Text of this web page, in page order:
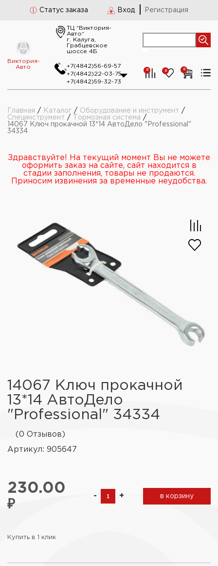
Статус заказа Вход Регистрация
Виктория-
Авто
ТЦ “Виктория-
Авто“
г. Калуга,
Грабцевское
шоссе 4Б
+7(4842)56-69-57
+7(4842)22-03-75
+7(4842)59-32-73
0 0 0
Главная / Каталог / Оборудование и инструмент /
Специнструмент / Тормозная система /
14067 Ключ прокачной 13*14 АвтоДело "Professional"
34334
Здравствуйте! На текущий момент Вы не можете
оформить заказ на сайте, сайт находится в
стадии заполнения, товары не продаются.
Приносим извинения за временные неудобства.
14067 Ключ прокачной
13*14 АвтоДело
"Professional" 34334
(0 Отзывов)
Артикул: 905647
230.00
₽
- + в корзину
Купить в 1 клик